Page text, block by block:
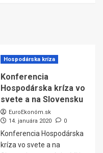
Hospodárska kríza
Konferencia
Hospodárska kríza vo
svete a na Slovensku
EuroEkonóm.sk
14. januára 2020
0
Konferencia Hospodárska
kríza vo svete a na